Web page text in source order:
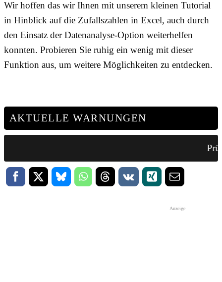
Wir hoffen das wir Ihnen mit unserem kleinen Tutorial
in Hinblick auf die Zufallszahlen in Excel, auch durch
den Einsatz der Datenanalyse-Option weiterhelfen
konnten. Probieren Sie ruhig ein wenig mit dieser
Funktion aus, um weitere Möglichkeiten zu entdecken.
AKTUELLE WARNUNGEN
Anzeige